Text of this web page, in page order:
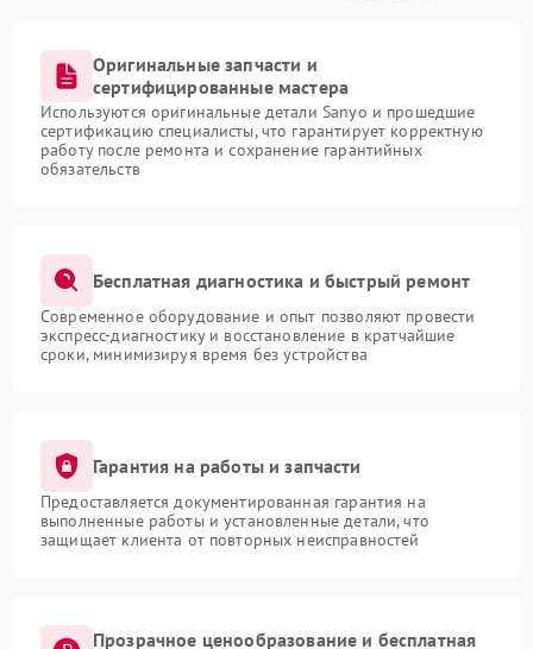
Оригинальные запчасти и
сертифицированные мастера
Используются оригинальные детали Sanyo и прошедшие
сертификацию специалисты, что гарантирует корректную
работу после ремонта и сохранение гарантийных
обязательств
Бесплатная диагностика и быстрый ремонт
Современное оборудование и опыт позволяют провести
экспресс-диагностику и восстановление в кратчайшие
сроки, минимизируя время без устройства
Гарантия на работы и запчасти
Предоставляется документированная гарантия на
выполненные работы и установленные детали, что
защищает клиента от повторных неисправностей
Прозрачное ценообразование и бесплатная